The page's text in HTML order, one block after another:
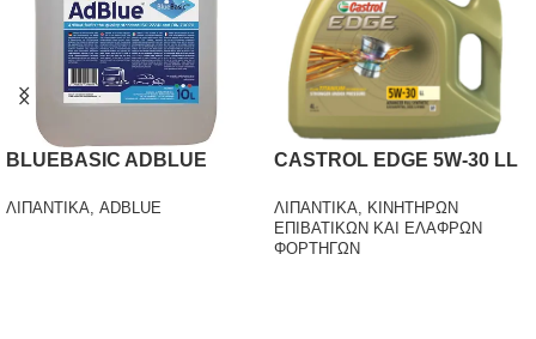
NIPCO HYDROLUBE I 46
ΛΙΠΑΝΤΙΚΑ ΒΙΟΜΗΧΑΝΙΚΑ
NIPCO TURBOLUBE PLUS
ΛΙΠΑΝΤΙΚΑ,
ΠΕΤΡΕΛΑΙΟΚΙΝΗΤΗΡΩΝ ΒΑΡΕΩΝ